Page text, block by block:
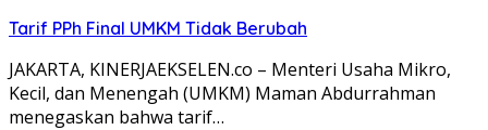
Tarif PPh Final UMKM Tidak Berubah
JAKARTA, KINERJAEKSELEN.co – Menteri Usaha Mikro,
Kecil, dan Menengah (UMKM) Maman Abdurrahman
menegaskan bahwa tarif…